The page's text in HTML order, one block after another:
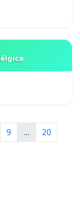
9 ...
20